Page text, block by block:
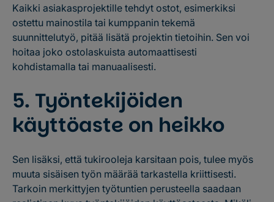
Kaikki asiakasprojektille tehdyt ostot, esimerkiksi
ostettu mainostila tai kumppanin tekemä
suunnittelutyö, pitää lisätä projektin tietoihin. Sen voi
hoitaa joko ostolaskuista automaattisesti
kohdistamalla tai manuaalisesti.
5. Työntekijöiden
käyttöaste on heikko
Sen lisäksi, että tukirooleja karsitaan pois, tulee myös
muuta sisäisen työn määrää tarkastella kriittisesti.
Tarkoin merkittyjen työtuntien perusteella saadaan